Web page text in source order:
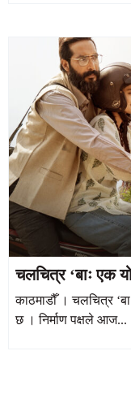
चलचित्र ‘बाः एक
काठमाडौँ । चलचित्र
छ । निर्माण पक्षले आज...